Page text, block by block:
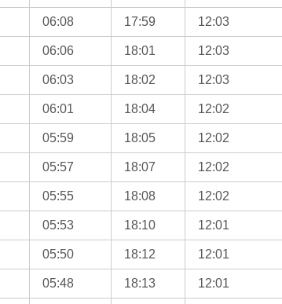
06:08 17:59 12:03
06:06 18:01 12:03
06:03 18:02 12:03
06:01 18:04 12:02
05:59 18:05 12:02
05:57 18:07 12:02
05:55 18:08 12:02
05:53 18:10 12:01
05:50 18:12 12:01
05:48 18:13 12:01